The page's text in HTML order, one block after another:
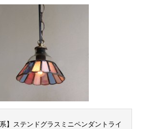
系】ステンドグラスミニペンダントライ